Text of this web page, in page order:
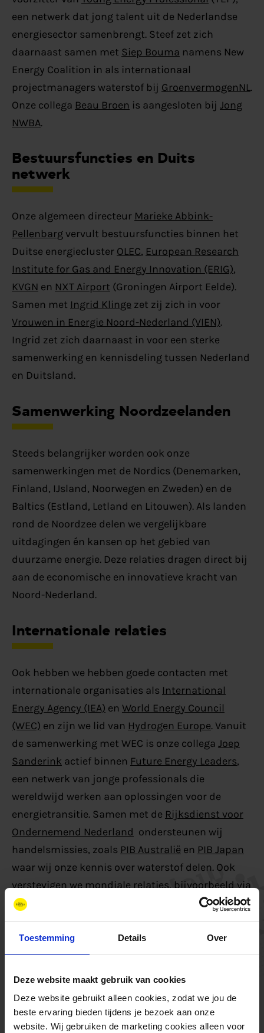
Toestemming Details Over
Deze website maakt gebruik van cookies
Deze website gebruikt alleen cookies, zodat we jou de
beste ervaring bieden tijdens je bezoek aan onze
website. Wij gebruiken de marketing cookies alleen voor
een netwerk dat jong talent uit de Nederlandse
energiesector samenbrengt. Steef zet zich
daarnaast samen met Siep Bouma namens New
Energy Coalition in als internationaal
projectmanagers waterstof bij GroenvermogenNL.
Onze collega Beau Broen is aangesloten bij Jong
NWBA.
Bestuursfuncties en Duits
netwerk
Onze algemeen directeur Marieke Abbink-
Pellenbargvervult bestuursfuncties binnen het
Duitse energiecluster OLEC, European Research
Institute for Gas and Energy Innovation (ERIG),
KVGN en NXT Airport (Groningen Airport Eelde).
Samen met Ingrid Klinge zet zij zich in voor
Vrouwen in Energie Noord-Nederland (VIEN).
Ingrid zet zich daarnaast in voor een sterke
samenwerking en kennisdeling tussen Nederland
en Duitsland.
Samenwerking Noordzeelanden
Steeds belangrijker worden ook onze
samenwerkingen met de Nordics (Denemarken,
Finland, IJsland, Noorwegen en Zweden) en de
Baltics (Estland, Letland en Litouwen). Als landen
rond de Noordzee delen we vergelijkbare
uitdagingen én kansen op het gebied van
duurzame energie. Deze relaties dragen direct bij
aan de economische en innovatieve kracht van
Noord-Nederland.
Internationale relaties
Ook hebben we hebben goede contacten met
internationale organisaties als International
Energy Agency (IEA) en World Energy Council
(WEC) en zijn we lid van Hydrogen Europe. Vanuit
de samenwerking met WEC is onze collega Joep
Sanderink actief binnen Future Energy Leaders,
een netwerk van jonge professionals die
wereldwijd werken aan oplossingen voor de
energietransitie. Samen met de Rijksdienst voor
Ondernemend Nederland ondersteunen wij
handelsmissies, zoals PIB Australië en PIB Japan
waar wij onze kennis over waterstof delen. Ook
verstevigen we mondiale relaties, bijvoorbeeld via
een
Memorandum of Understanding getekend
met de provincie Chungnam(Korea) voor
samenwerking rond waterstoftechnologieën.
Nieuwsbrief